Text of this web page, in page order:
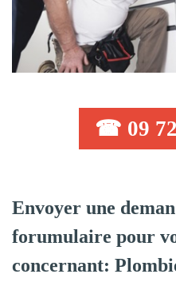
☎ 09 72
Envoyer une
forumulaire pour
concernant: